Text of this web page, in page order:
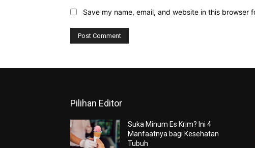
Save my name, email, and website in this browser
Pilihan Editor
Suka Minum Es Krim? Ini 4
Manfaatnya bagi Kesehatan
Tubuh